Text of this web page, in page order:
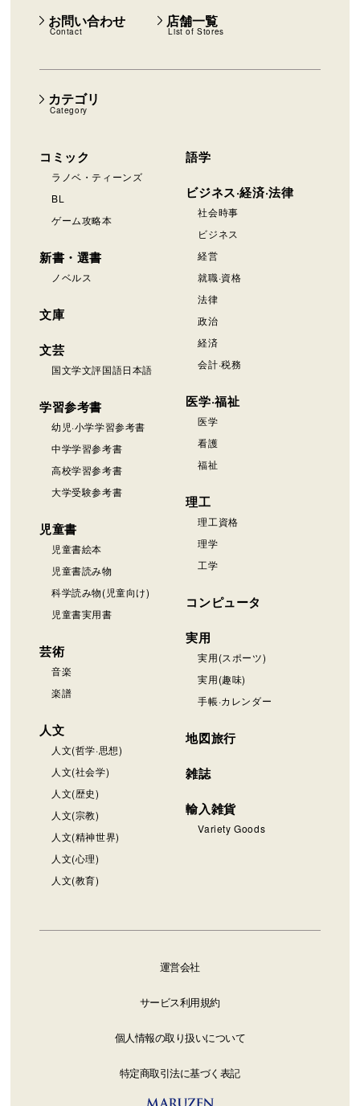
カテゴリ
Category
コミック
ラノベ・ティーンズ
BL
ゲーム攻略本
新書・選書
ノベルス
文庫
文芸
国文学文評国語日本語
学習参考書
幼児·小学学習参考書
中学学習参考書
高校学習参考書
大学受験参考書
児童書
児童書絵本
児童書読み物
科学読み物(児童向け)
児童書実用書
芸術
音楽
楽譜
人文
人文(哲学·思想)
人文(社会学)
人文(歴史)
人文(宗教)
人文(精神世界)
人文(心理)
人文(教育)
語学
ビジネス·経済·法律
社会時事
ビジネス
経営
就職·資格
法律
政治
経済
会計·税務
医学·福祉
医学
看護
福祉
理工
理工資格
理学
工学
コンピュータ
実用
実用(スポーツ)
実用(趣味)
手帳·カレンダー
地図旅行
雑誌
輸入雑貨
Variety Goods
お問い合わせ
Contact
店舗一覧
List of Stores
運営会社
サービス利用規約
個人情報の取り扱いについて
特定商取引法に基づく表記